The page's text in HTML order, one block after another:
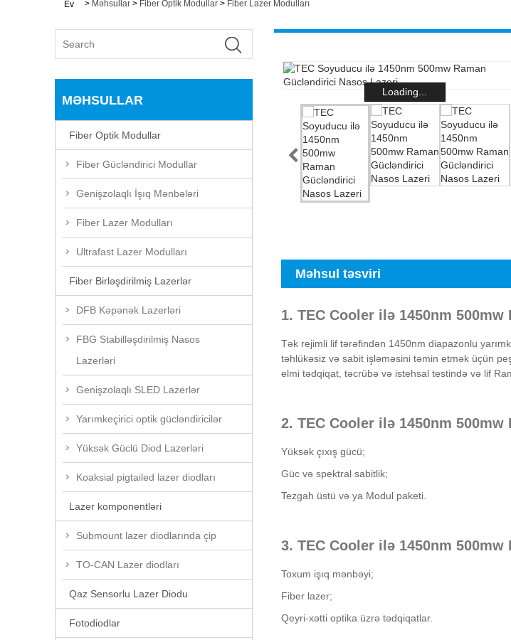
Ev > Məhsullar > Fiber Optik Modullar > Fiber Lazer Modulları
MƏHSULLAR
Fiber Optik Modullar
Fiber Gücləndirici Modullar
Genişzolaqlı İşıq Mənbələri
Fiber Lazer Modulları
Ultrafast Lazer Modulları
Fiber Birləşdirilmiş Lazerlər
DFB Kəpənək Lazerləri
FBG Stabilləşdirilmiş Nasos
Lazerləri
Genişzolaqlı SLED Lazerlər
Yarımkeçirici optik gücləndiricilər
Yüksək Güclü Diod Lazerləri
Koaksial pigtailed lazer diodları
Lazer komponentləri
Submount lazer diodlarında çip
TO-CAN Lazer diodları
Qaz Sensorlu Lazer Diodu
Fotodiodlar
Loading...
Məhsul təsviri
1. TEC Cooler ilə 1450nm
Tək rejimli lif tərəfindən 1450nm diapazonlu
təhlükəsiz və sabit işləməsini təmin etmək üçün
elmi tədqiqat, təcrübə və istehsal testində və lif
2. TEC Cooler ilə 1450nm
Yüksək çıxış gücü;
Güc və spektral sabitlik;
Tezgah üstü və ya Modul paketi.
3. TEC Cooler ilə 1450nm
Toxum işıq mənbəyi;
Fiber lazer;
Qeyri-xətti optika üzrə tədqiqatlar.